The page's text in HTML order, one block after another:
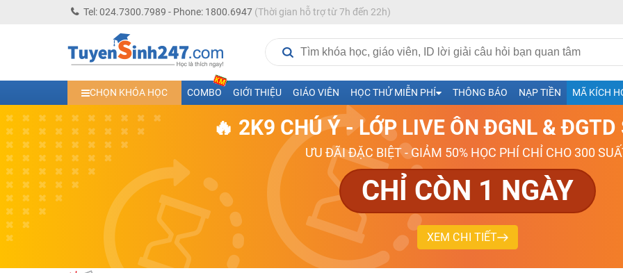
Tel: 024.7300.7989 - Phone: 1800.6947(Thời gian hỗ trợ từ 7h đến 22h)
CHỌN KHÓA HỌC COMBO GIỚI THIỆU GIÁO VIÊN HỌC THỬ MIỄN PHÍ THÔNG BÁO NẠP TIỀN MÃ KÍCH
🔥 2K9 CHÚ Ý - LỚP LIVE ÔN ĐGNL & ĐGTD
ƯU ĐÃI ĐẶC BIỆT - GIẢM 50% HỌC PHÍ CHỈ CHO 300
CHỈ CÒN 1 NGÀY
XEM CHI TIẾT
Học trực tuyến lớp 10 các môn Toán - Lý - Hóa - Văn - Anh- Sinh-Sử-Địa cùng Thầy Cô giỏi, nổi tiếng
Học online trực tuyến cấp Tiểu học và THCS năm học 2026-2027
Học online lớp 5 cùng thầy cô giáo giỏi, nổi tiếng
Học online lớp 7 cùng thầy cô giáo giỏi
Học online lớp 6 cùng thầy cô giỏi, nổi tiếng
Học online lớp 8 cùng thầy cô giáo giỏi
2K13! Bứt Phá Lớp 5 Năm Học 2023 - 2024
Học online lớp 4 cùng thầy cô giáo giỏi, nổi tiếng